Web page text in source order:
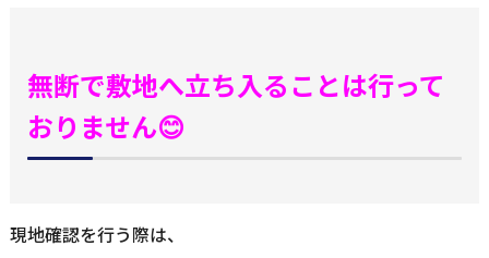
無断で敷地へ立ち入ることは行って
おりません😊
現地確認を行う際は、